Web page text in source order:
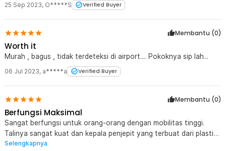
25 Sep 2023, O*****S Verified Buyer
Membantu (0)
Worth it
Murah , bagus , tidak terdeteksi di airport.... Pokoknya sip lah...
06 Jul 2023, a*****a Verified Buyer
Membantu (0)
Berfungsi Maksimal
Sangat berfungsi untuk orang-orang dengan mobilitas tinggi.
Talinya sangat kuat dan kepala penjepit yang terbuat dari plastik
membuat tidak perlu lepas ikat pinggang ketika scaning masuk
Selengkapnya